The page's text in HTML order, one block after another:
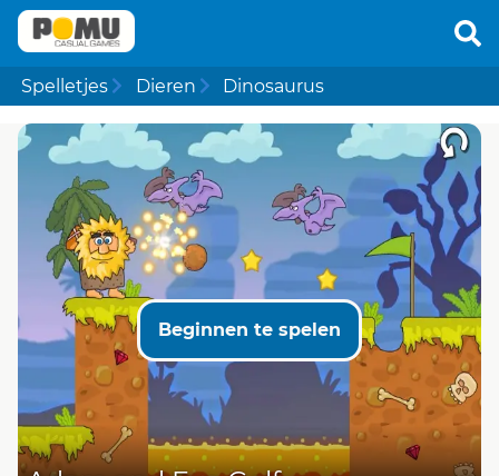
Spelletjes Dieren Dinosaurus
Beginnen te spelen